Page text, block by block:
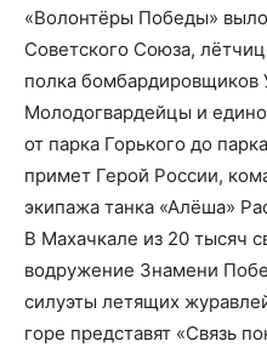
«Волонтёры Победы»
Советского Союза,
полка
Молодогвардейцы и
от парка Горького до
примет Герой России,
экипажа танка «Алёша»
В Махачкале из 20 тысяч
водружение Знамени
силуэты летящих
горе представят «Связь